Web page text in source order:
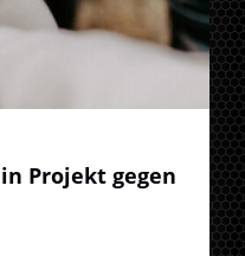
Projekt gegen